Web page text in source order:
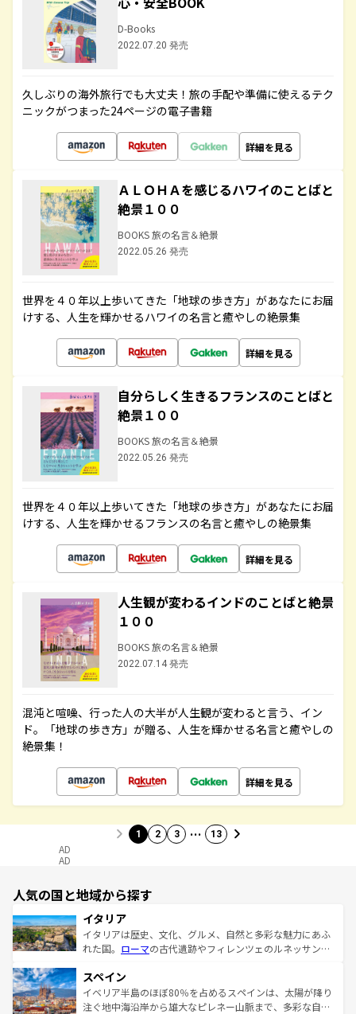
D-Books
2022.07.20 発売
久しぶりの海外旅行でも大丈夫！旅の手配や準備に使えるテク
ニックがつまった24ページの電子書籍
詳細を見る
ＡＬＯＨＡを感じるハワイのことばと
絶景１００
BOOKS 旅の名言＆絶景
2022.05.26 発売
世界を４０年以上歩いてきた「地球の歩き方」があなたにお届
けする、人生を輝かせるハワイの名言と癒やしの絶景集
詳細を見る
自分らしく生きるフランスのことばと
絶景１００
BOOKS 旅の名言＆絶景
2022.05.26 発売
世界を４０年以上歩いてきた「地球の歩き方」があなたにお届
けする、人生を輝かせるフランスの名言と癒やしの絶景集
詳細を見る
人生観が変わるインドのことばと絶景
１００
BOOKS 旅の名言＆絶景
2022.07.14 発売
混沌と喧噪、行った人の大半が人生観が変わると言う、イン
ド。「地球の歩き方」が贈る、人生を輝かせる名言と癒やしの
絶景集！
詳細を見る
1 2 3 … 13
AD
AD
人気の国と地域から探す
イタリア
イタリアは歴史、文化、グルメ、自然と多彩な魅力にあふ
れた国。 ローマの古代遺跡やフィレンツェのルネッサンス
ろん、トスカーナの美しい田園風景やアマルフィ海岸の絶
景など、自然景観も見逃せない。観光の合間には、本場の
ピザやパスタなど、絶品のイタリア料理を堪能することも
スペイン
イベリア半島のほぼ80％を占めるスペインは、太陽が降り
注ぐ地中海沿岸から雄大なピレネー山脈まで、多彩な自然